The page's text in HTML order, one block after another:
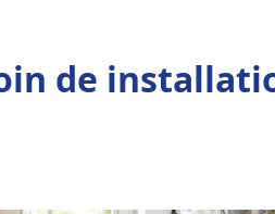
de